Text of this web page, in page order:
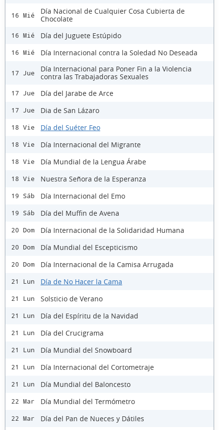
16 Mié
Día Nacional de Cualquier Cosa Cubierta de
Chocolate
16 Mié Día del Juguete Estúpido
16 Mié Día Internacional contra la Soledad No Deseada
17 Jue
Día Internacional para Poner Fin a la Violencia
contra las Trabajadoras Sexuales
17 Jue Día del Jarabe de Arce
17 Jue Dia de San Lázaro
18 Vie Día del Suéter Feo
18 Vie Día Internacional del Migrante
18 Vie Día Mundial de la Lengua Árabe
18 Vie Nuestra Señora de la Esperanza
19 Sáb Día Internacional del Emo
19 Sáb Día del Muffin de Avena
20 Dom Día Internacional de la Solidaridad Humana
20 Dom Día Mundial del Escepticismo
20 Dom Día Internacional de la Camisa Arrugada
21 Lun Día de No Hacer la Cama
21 Lun Solsticio de Verano
21 Lun Día del Espíritu de la Navidad
21 Lun Día del Crucigrama
21 Lun Día Mundial del Snowboard
21 Lun Día Internacional del Cortometraje
21 Lun Día Mundial del Baloncesto
22 Mar Día Mundial del Termómetro
22 Mar Día del Pan de Nueces y Dátiles